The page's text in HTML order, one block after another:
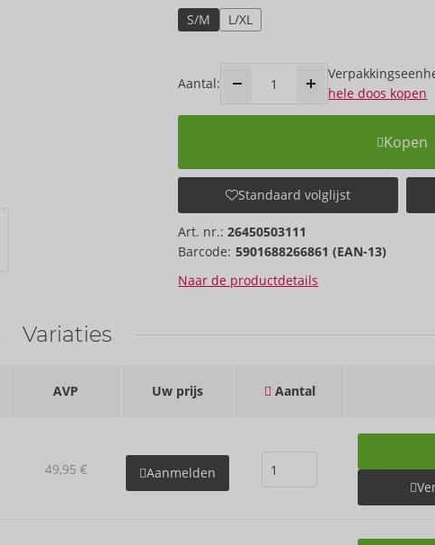
S/M
L/XL
Aantal:
hele doos kopen
Kopen
Standaard volglijst
Art. nr.:26450503111
Barcode: 5901688266861 (EAN-13)
Naar de productdetails
Variaties
AVP Uw prijs Aantal
49,95 € Aanmelden